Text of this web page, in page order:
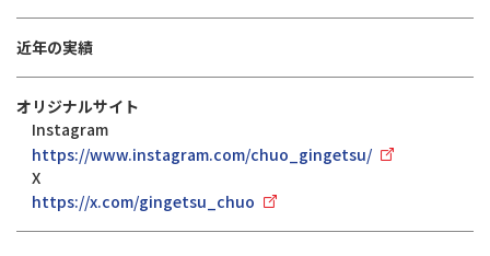
近年の実績
オリジナルサイト
Instagram
https://www.instagram.com/chuo_gingetsu/
X
https://x.com/gingetsu_chuo